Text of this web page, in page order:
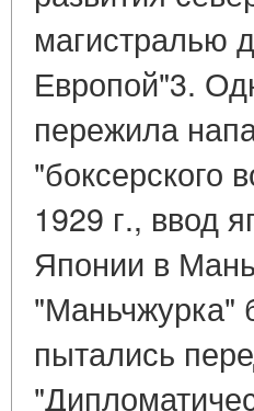
магистралью
Европой"3.
пережила
"боксерского
1929 г., ввод
Японии в
"Маньчжурка"
пытались